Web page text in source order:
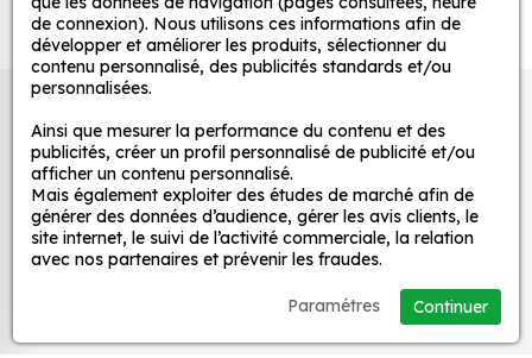
Faites appel à notre équipe de
professionnels qualifiés
Faites confiance à l’expertise de MPA Déco pour
allez pouvoir décorer votre maison et votre voiture
comme vous en avez envie ! Depuis plus de 20 ans,
nos artisans qualifiés situés dans un atelier à Dijon
en Bourgogne s’efforcent chaque jour de répondre
précisément à votre besoin et de préparer vos
que nos professionnels vous permettent de
décoratifs
MPA Déco
de connexion). Nous utilisons ces informations afin de
développer et améliorer les produits, sélectionner du
contenu personnalisé, des publicités standards et/ou
personnalisées.
Ainsi que mesurer la performance du contenu et des
publicités, créer un profil personnalisé de publicité et/ou
afficher un contenu personnalisé.
Mais également exploiter des études de marché afin de
générer des données d’audience, gérer les avis clients, le
site internet, le suivi de l’activité commerciale, la relation
avec nos partenaires et prévenir les fraudes.
Continuer
Paramétres